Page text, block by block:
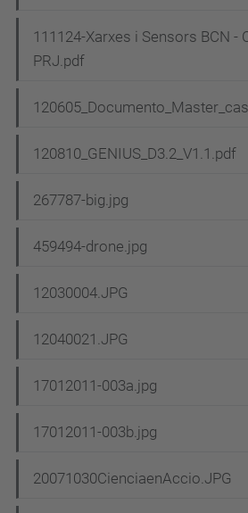
111124-Xarxes i Sensors BCN -
PRJ.pdf
120810_GENIUS_D3.2_V1.1.pdf
267787-big.jpg
459494-drone.jpg
12030004.JPG
12040021.JPG
17012011-003a.jpg
17012011-003b.jpg
20071030CienciaenAccio.JPG